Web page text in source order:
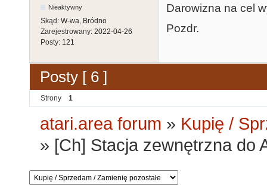
Nieaktywny
Skąd: W-wa, Bródno
Zarejestrowany: 2022-04-26
Posty: 121
Darowizna na cel
Pozdr.
Posty [ 6 ]
Strony 1
atari.area forum » Kupię /
» [Ch] Stacja zewnętrzna do